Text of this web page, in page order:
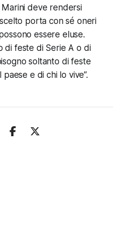
deve rendersi
porta con sé oneri
essere eluse.
di feste di Serie A o di
soltanto di feste
e di chi lo vive”.